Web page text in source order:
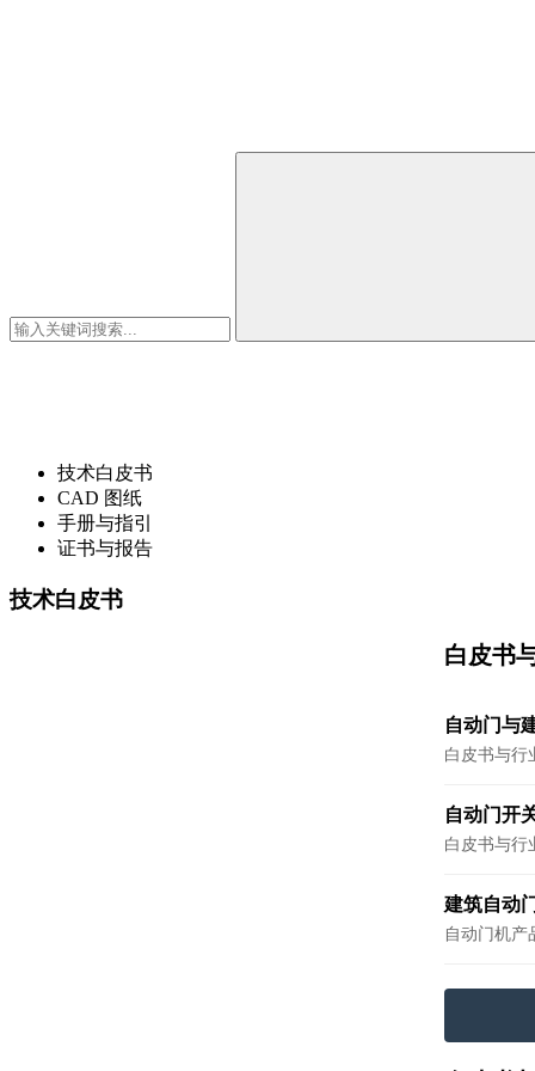
技术白皮书
CAD 图纸
手册与指引
证书与报告
技术白皮书
白皮书
自动门与
白皮书与行
自动门开
白皮书与行
建筑自动
自动门机产